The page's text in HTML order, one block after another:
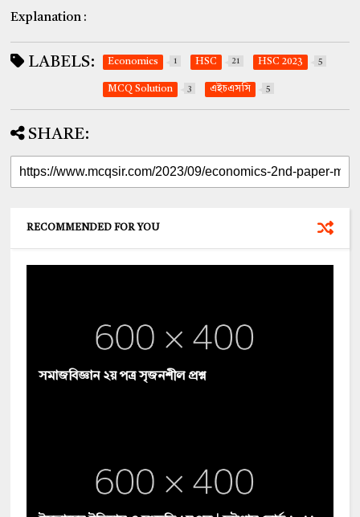
Explanation :
LABELS: Economics 1 HSC 21 HSC 2023 5
MCQ Solution 3 এইচএসসি 5
SHARE:
RECOMMENDED FOR YOU
সমাজবিজ্ঞান ২য় পত্র সৃজনশীল প্রশ্ন